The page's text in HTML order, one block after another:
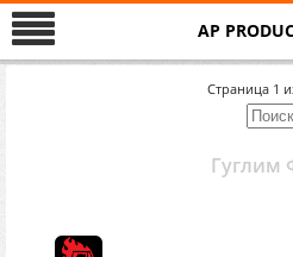
AP
Страница 1
Гуглим